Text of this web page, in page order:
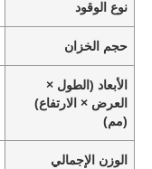
نوع الوقود
حجم الخزان
الأبعاد (الطول ×
العرض × الارتفاع)
(مم)
الوزن الإجمالي